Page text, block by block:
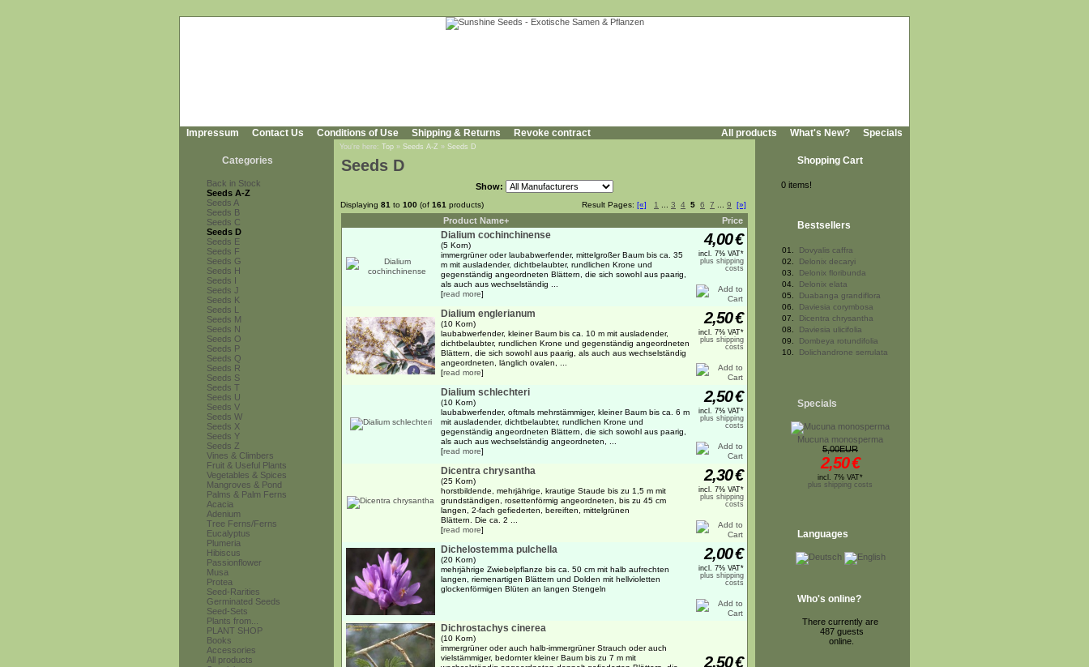
Impressum Contact Us Conditions of Use Shipping & Returns Revoke contract All products What's New? Specials
Categories
Back in Stock
Seeds A-Z
Seeds A
Seeds B
Seeds C
Seeds D
Seeds E
Seeds F
Seeds G
Seeds H
Seeds I
Seeds J
Seeds K
Seeds L
Seeds M
Seeds N
Seeds O
Seeds P
Seeds Q
Seeds R
Seeds S
Seeds T
Seeds U
Seeds V
Seeds W
Seeds X
Seeds Y
Seeds Z
Vines & Climbers
Fruit & Useful Plants
Vegetables & Spices
Mangroves & Pond
Palms & Palm Ferns
Acacia
Adenium
Tree Ferns/Ferns
Eucalyptus
Plumeria
Hibiscus
Passionflower
Musa
Protea
Seed-Rarities
Germinated Seeds
Seed-Sets
Plants from...
PLANT SHOP
Books
Accessories
All products
You're here: Top » Seeds A-Z » Seeds D
Seeds D
Show:
Displaying 81 to 100 (of 161 products) Result Pages: [«] 1 3 4 5 6 7 9 [»]
Product Name+ Price
Dialium cochinchinense
(5 Korn)
immergrüner oder laubabwerfender, mittelgroßer Baum bis ca. 35
m mit ausladender, dichtbelaubter, rundlichen Krone und
gegenständig angeordneten Blättern, die sich sowohl aus paarig,
als auch aus wechselständig ...
[read more]
4,00€
incl. 7% VAT*
plus shipping
costs
Dialium englerianum
(10 Korn)
laubabwerfender, kleiner Baum bis ca. 10 m mit ausladender,
dichtbelaubter, rundlichen Krone und gegenständig angeordneten
Blättern, die sich sowohl aus paarig, als auch aus wechselständig
angeordneten, länglich ovalen, ...
[read more]
2,50€
incl. 7% VAT*
plus shipping
costs
Dialium schlechteri
(10 Korn)
laubabwerfender, oftmals mehrstämmiger, kleiner Baum bis ca. 6 m
mit ausladender, dichtbelaubter, rundlichen Krone und
gegenständig angeordneten Blättern, die sich sowohl aus paarig,
als auch aus wechselständig angeordneten, ...
[read more]
2,50€
incl. 7% VAT*
plus shipping
costs
Dicentra chrysantha
(25 Korn)
horstbildende, mehrjährige, krautige Staude bis zu 1,5 m mit
grundständigen, rosettenförmig angeordneten, bis zu 45 cm
langen, 2-fach gefiederten, bereiften, mittelgrünen
Blättern. Die ca. 2 ...
[read more]
2,30€
incl. 7% VAT*
plus shipping
costs
Dichelostemma pulchella
(20 Korn)
mehrjährige Zwiebelpflanze bis ca. 50 cm mit halb aufrechten
langen, riemenartigen Blättern und Dolden mit hellvioletten
glockenförmigen Blüten an langen Stengeln
2,00€
incl. 7% VAT*
plus shipping
costs
Dichrostachys cinerea
(10 Korn)
immergrüner oder auch halb-immergrüner Strauch oder auch
vielstämmiger, bedornter kleiner Baum bis zu 7 m mit
2,50€
Shopping Cart
0 items!
Bestsellers
01.
Dovyalis caffra
02.
Delonix decaryi
03.
Delonix floribunda
04.
Delonix elata
05.
Duabanga grandiflora
06.
Daviesia corymbosa
07.
Dicentra chrysantha
08.
Daviesia ulicifolia
09.
Dombeya rotundifolia
10.
Dolichandrone serrulata
Specials
Mucuna monosperma
5,00EUR
2,50€
incl. 7% VAT*
plus shipping costs
Languages
Who's online?
There currently are
487 guests
online.